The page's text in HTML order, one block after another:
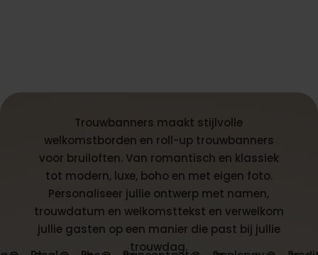
Trouwbanners maakt stijlvolle
welkomstborden en roll-up trouwbanners
voor bruiloften. Van romantisch en klassiek
tot modern, luxe, boho en met eigen foto.
Personaliseer jullie ontwerp met namen,
trouwdatum en welkomsttekst en verwelkom
jullie gasten op een manier die past bij jullie
trouwdag.